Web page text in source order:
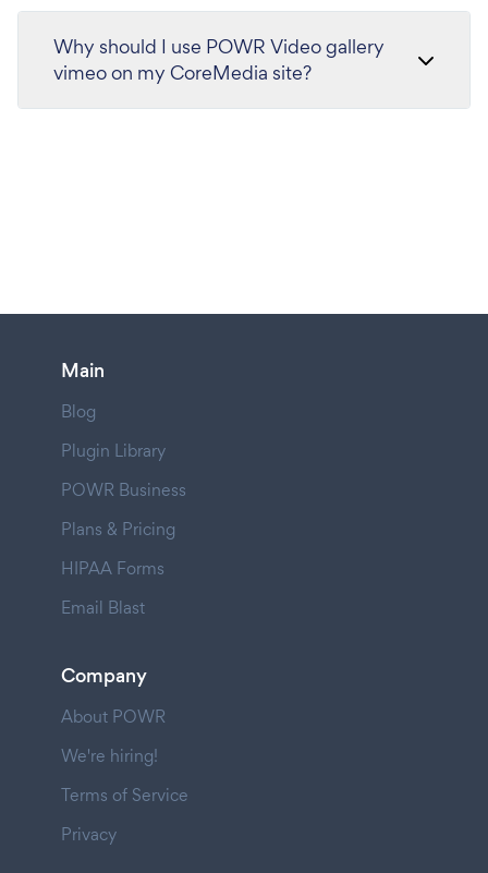
Why should I use POWR Video gallery
vimeo on my CoreMedia site?
Main
Blog
Plugin Library
POWR Business
Plans & Pricing
HIPAA Forms
Email Blast
Company
About POWR
We're hiring!
Terms of Service
Privacy